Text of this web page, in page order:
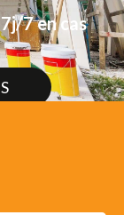
7 en cas